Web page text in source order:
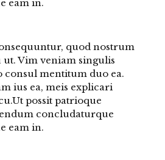
eam in.
quod nostrum
ut. Vim veniam singulis
consul mentitum duo ea.
ius ea, meis explicari
possit patrioque
concludaturque
eam in.